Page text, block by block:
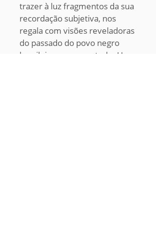
trazer à luz fragmentos da sua
recordação subjetiva, nos
regala com visões reveladoras
do passado do povo negro
brasileiro como um todo. Uma